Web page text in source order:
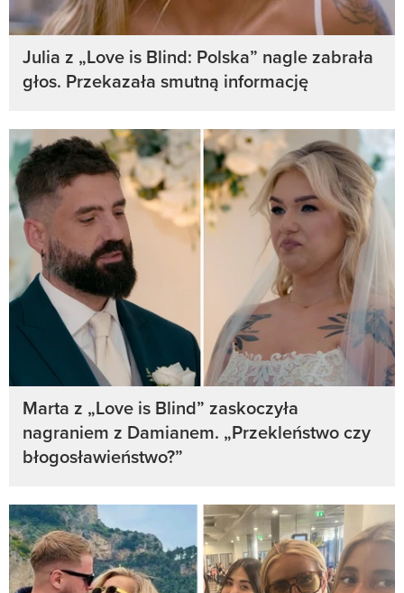
Julia z „Love is Blind: Polska” nagle zabrała
głos. Przekazała smutną informację
Marta z „Love is Blind” zaskoczyła
nagraniem z Damianem. „Przekleństwo czy
błogosławieństwo?”